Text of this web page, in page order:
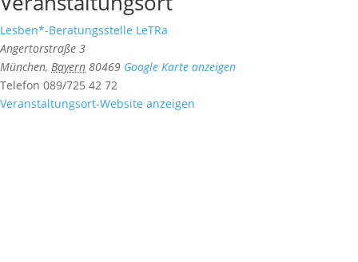
Lesben*-Beratungsstelle LeTRa
Angertorstraße 3
München, Bayern 80469 Google Karte anzeigen
Telefon 089/725 42 72
Veranstaltungsort-Website anzeigen